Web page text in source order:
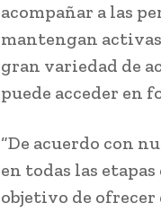
acompañar a las
mantengan
gran variedad de
puede acceder en
“De acuerdo con
en todas las
objetivo de